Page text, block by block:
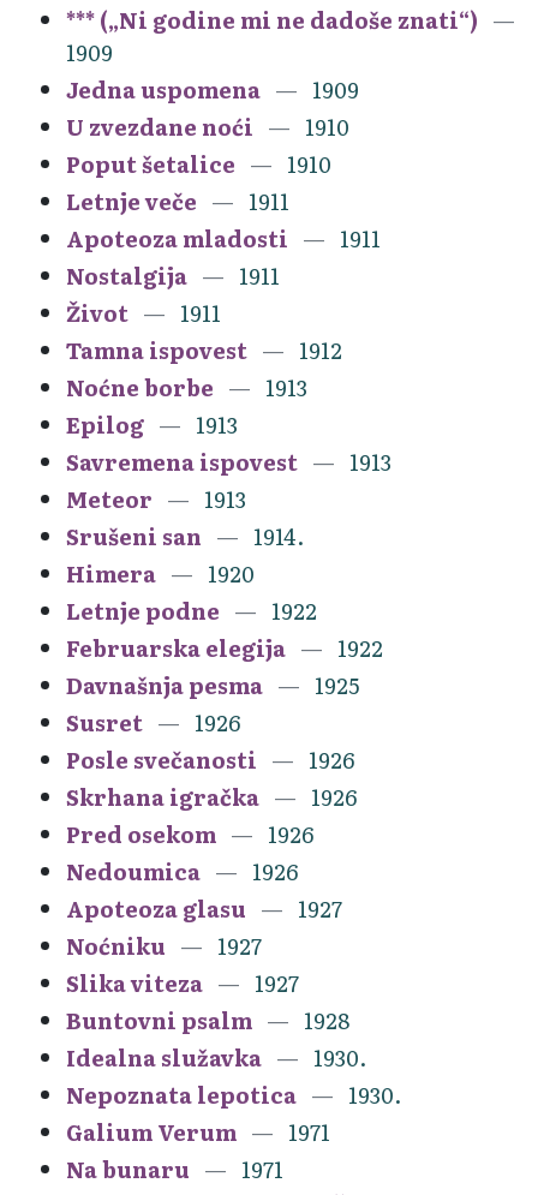
*** („Ni godine mi ne dadoše znati“)
1909
Jedna uspomena
1909
U zvezdane noći
1910
Poput šetalice
1910
Letnje veče
1911
Apoteoza mladosti
1911
Nostalgija
1911
Život
1911
Tamna ispovest
1912
Noćne borbe
1913
Epilog
1913
Savremena ispovest
1913
Meteor
1913
Srušeni san
1914.
Himera
1920
Letnje podne
1922
Februarska elegija
1922
Davnašnja pesma
1925
Susret
1926
Posle svečanosti
1926
Skrhana igračka
1926
Pred osekom
1926
Nedoumica
1926
Apoteoza glasu
1927
Noćniku
1927
Slika viteza
1927
Buntovni psalm
1928
Idealna služavka
1930.
Nepoznata lepotica
1930.
Galium Verum
1971
Na bunaru
1971